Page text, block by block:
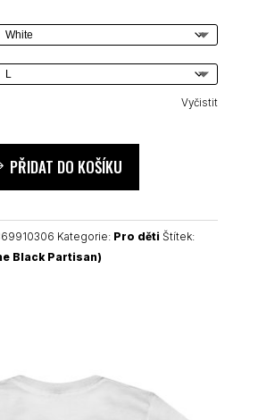
Vyčistit
PŘIDAT DO KOŠÍKU
Kategorie: Pro děti Štítek:
Black Partisan)